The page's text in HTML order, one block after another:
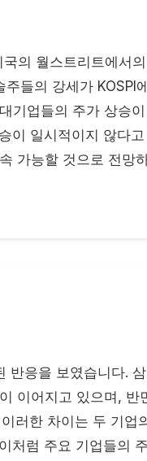
의 월스트리트에서
들의 강세가 KOSPI
기업들의 주가 상승
이 일시적이지 않다
가능할 것으로 전망
반응을 보였습니다.
이어지고 있으며, 반
러한 차이는 두 기업
처럼 주요 기업들의